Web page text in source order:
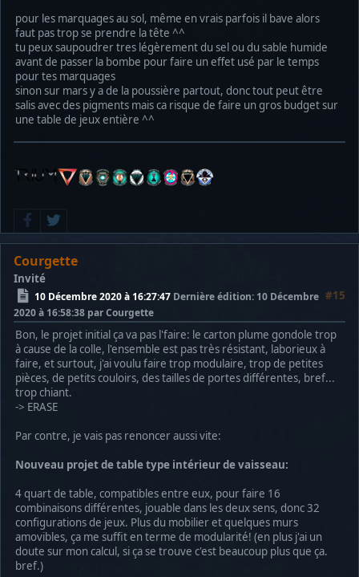
pour les marquages au sol, même en vrais parfois il bave alors
faut pas trop se prendre la tête ^^
tu peux saupoudrer tres légèrement du sel ou du sable humide
avant de passer la bombe pour faire un effet usé par le temps
pour tes marquages
sinon sur mars y a de la poussière partout, donc tout peut être
salis avec des pigments mais ca risque de faire un gros budget sur
une table de jeux entière ^^
Courgette
Invité
10 Décembre 2020 à 16:27:47 #15
Dernière édition: 10 Décembre
2020 à 16:58:38 par Courgette
Bon, le projet initial ça va pas l'faire: le carton plume gondole trop
à cause de la colle, l'ensemble est pas très résistant, laborieux à
faire, et surtout, j'ai voulu faire trop modulaire, trop de petites
pièces, de petits couloirs, des tailles de portes différentes, bref...
trop chiant.
-> ERASE
Par contre, je vais pas renoncer aussi vite:
Nouveau projet de table type intérieur de vaisseau:
4 quart de table, compatibles entre eux, pour faire 16
combinaisons différentes, jouable dans les deux sens, donc 32
configurations de jeux. Plus du mobilier et quelques murs
amovibles, ça me suffit en terme de modularité! (en plus j'ai un
doute sur mon calcul, si ça se trouve c'est beaucoup plus que ça.
bref.)